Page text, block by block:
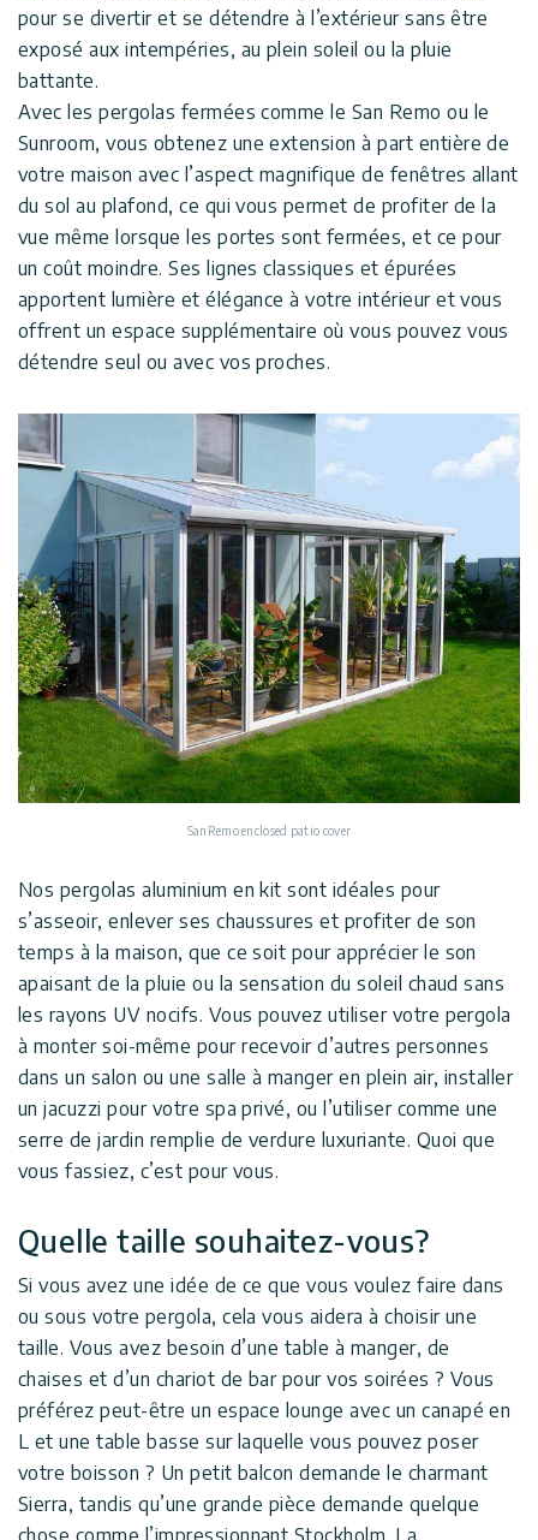
pour se divertir et se détendre à l’extérieur sans être
exposé aux intempéries, au plein soleil ou la pluie
battante.
Avec les pergolas fermées comme le San Remo ou le
Sunroom, vous obtenez une extension à part entière de
votre maison avec l’aspect magnifique de fenêtres allant
du sol au plafond, ce qui vous permet de profiter de la
vue même lorsque les portes sont fermées, et ce pour
un coût moindre. Ses lignes classiques et épurées
apportent lumière et élégance à votre intérieur et vous
offrent un espace supplémentaire où vous pouvez vous
détendre seul ou avec vos proches.
SanRemo enclosed patio cover
Nos pergolas aluminium en kit sont idéales pour
s’asseoir, enlever ses chaussures et profiter de son
temps à la maison, que ce soit pour apprécier le son
apaisant de la pluie ou la sensation du soleil chaud sans
les rayons UV nocifs. Vous pouvez utiliser votre pergola
à monter soi-même pour recevoir d’autres personnes
dans un salon ou une salle à manger en plein air, installer
un jacuzzi pour votre spa privé, ou l’utiliser comme une
serre de jardin remplie de verdure luxuriante. Quoi que
vous fassiez, c’est pour vous.
Quelle taille souhaitez-vous?
Si vous avez une idée de ce que vous voulez faire dans
ou sous votre pergola, cela vous aidera à choisir une
taille. Vous avez besoin d’une table à manger, de
chaises et d’un chariot de bar pour vos soirées ? Vous
préférez peut-être un espace lounge avec un canapé en
L et une table basse sur laquelle vous pouvez poser
votre boisson ? Un petit balcon demande le charmant
Sierra, tandis qu’une grande pièce demande quelque